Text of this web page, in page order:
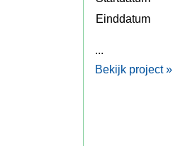
Einddatum
...
Bekijk project »